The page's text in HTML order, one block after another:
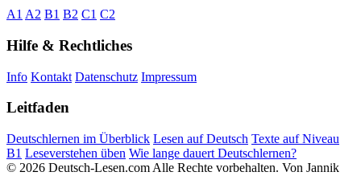
A1 A2 B1 B2 C1 C2
Hilfe & Rechtliches
Info Kontakt Datenschutz Impressum
Leitfaden
Deutschlernen im Überblick Lesen auf Deutsch Texte auf Niveau
B1 Leseverstehen üben Wie lange dauert Deutschlernen?
© 2026 Deutsch-Lesen.com Alle Rechte vorbehalten. Von Jannik